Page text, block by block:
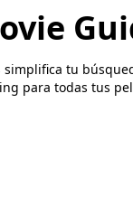
simplifica tu
para todas tus